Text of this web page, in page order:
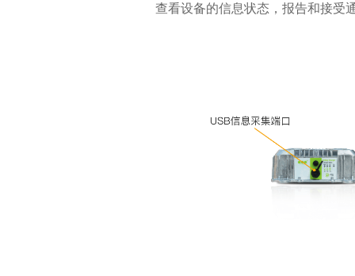
查看设备的信息状态，报告和接受